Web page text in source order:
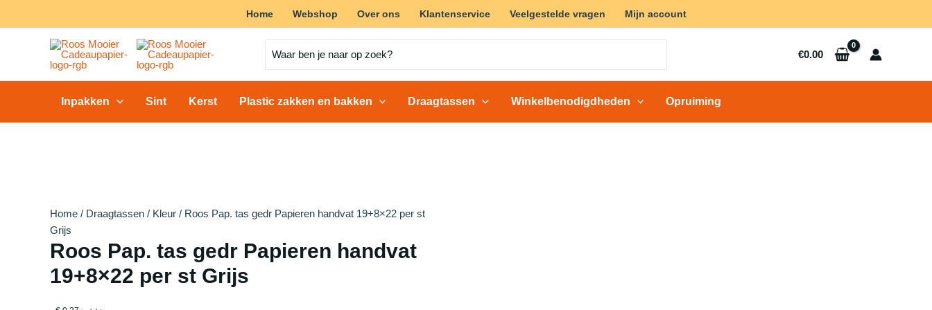
Home Webshop Over ons Klantenservice Veelgestelde vragen Mijn account
naar:
€0.00
Inpakken Sint Kerst Plastic zakken en bakken Draagtassen Winkelbenodigdheden Opruiming
Home / Draagtassen / Kleur / Roos Pap. tas gedr Papieren handvat 19+8×22 per st
Grijs
Roos Pap. tas gedr Papieren handvat
19+8×22 per st Grijs